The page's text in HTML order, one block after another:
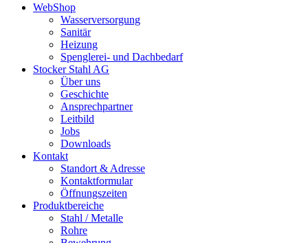
WebShop
Wasserversorgung
Sanitär
Heizung
Spenglerei- und Dachbedarf
Stocker Stahl AG
Über uns
Geschichte
Ansprechpartner
Leitbild
Jobs
Downloads
Kontakt
Standort & Adresse
Kontaktformular
Öffnungszeiten
Produktbereiche
Stahl / Metalle
Rohre